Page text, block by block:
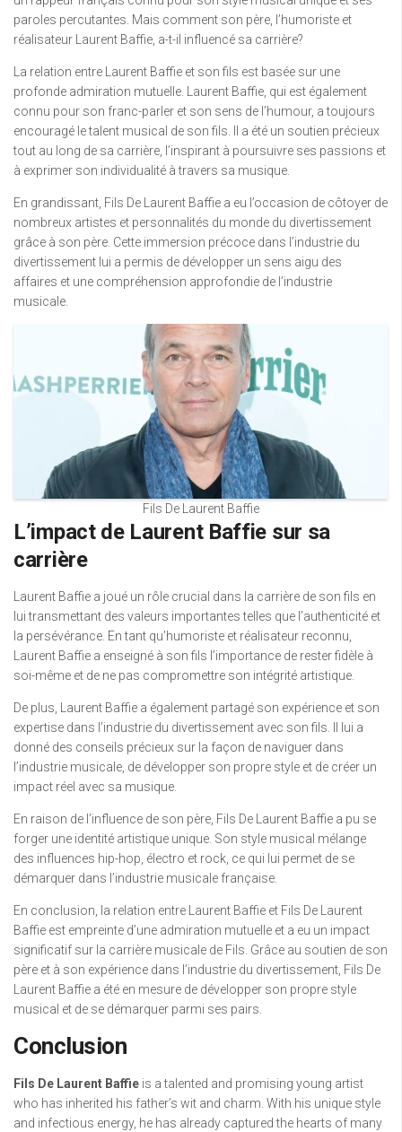
paroles percutantes. Mais comment son père, l’humoriste et
réalisateur Laurent Baffie, a-t-il influencé sa carrière?
La relation entre Laurent Baffie et son fils est basée sur une
profonde admiration mutuelle. Laurent Baffie, qui est également
connu pour son franc-parler et son sens de l’humour, a toujours
encouragé le talent musical de son fils. Il a été un soutien précieux
tout au long de sa carrière, l’inspirant à poursuivre ses passions et
à exprimer son individualité à travers sa musique.
En grandissant, Fils De Laurent Baffie a eu l’occasion de côtoyer de
nombreux artistes et personnalités du monde du divertissement
grâce à son père. Cette immersion précoce dans l’industrie du
divertissement lui a permis de développer un sens aigu des
affaires et une compréhension approfondie de l’industrie
musicale.
Fils De Laurent Baffie
L’impact de Laurent Baffie sur sa
carrière
Laurent Baffie a joué un rôle crucial dans la carrière de son fils en
lui transmettant des valeurs importantes telles que l’authenticité et
la persévérance. En tant qu’humoriste et réalisateur reconnu,
Laurent Baffie a enseigné à son fils l’importance de rester fidèle à
soi-même et de ne pas compromettre son intégrité artistique.
De plus, Laurent Baffie a également partagé son expérience et son
expertise dans l’industrie du divertissement avec son fils. Il lui a
donné des conseils précieux sur la façon de naviguer dans
l’industrie musicale, de développer son propre style et de créer un
impact réel avec sa musique.
En raison de l’influence de son père, Fils De Laurent Baffie a pu se
forger une identité artistique unique. Son style musical mélange
des influences hip-hop, électro et rock, ce qui lui permet de se
démarquer dans l’industrie musicale française.
En conclusion, la relation entre Laurent Baffie et Fils De Laurent
Baffie est empreinte d’une admiration mutuelle et a eu un impact
significatif sur la carrière musicale de Fils. Grâce au soutien de son
père et à son expérience dans l’industrie du divertissement, Fils De
Laurent Baffie a été en mesure de développer son propre style
musical et de se démarquer parmi ses pairs.
Conclusion
Fils De Laurent Baffie is a talented and promising young artist
who has inherited his father’s wit and charm. With his unique style
and infectious energy, he has already captured the hearts of many